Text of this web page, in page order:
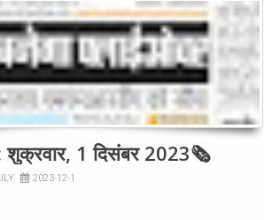
1 दिसंबर 2023🗞
2023-12-1